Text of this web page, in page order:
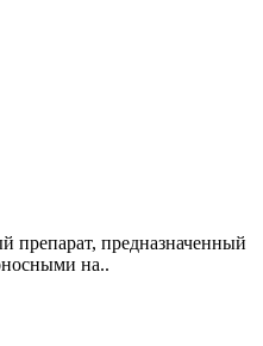
предназначенный
на..